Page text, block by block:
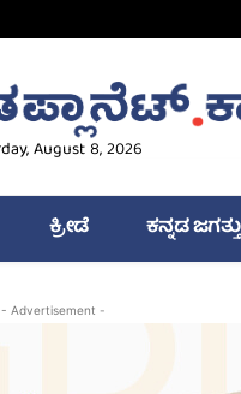
August 8, 2026
ಕ್ರೀಡೆ ಕನ್ನಡ ಜಗತ್ತು
- Advertisement -